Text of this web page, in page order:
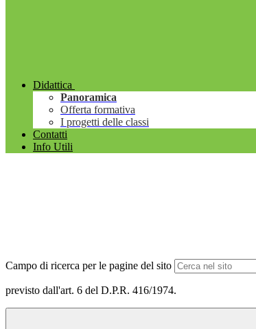
Didattica
Panoramica
Offerta formativa
I progetti delle classi
Contatti
Info Utili
Campo di ricerca per le pagine del sito
previsto dall'art. 6 del D.P.R. 416/1974.